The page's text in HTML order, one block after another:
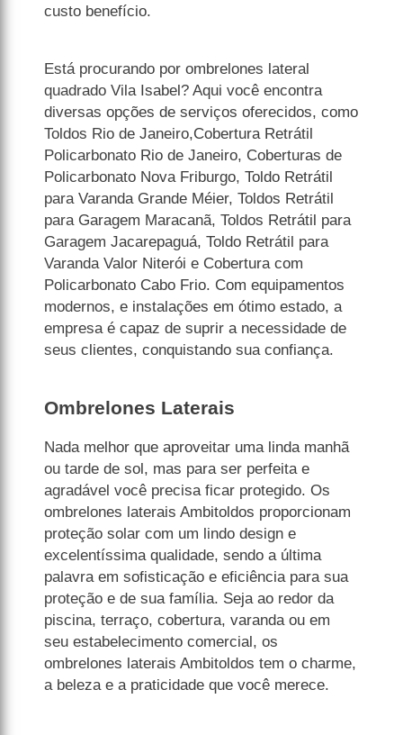
custo benefício.
Está procurando por ombrelones lateral
quadrado Vila Isabel? Aqui você encontra
diversas opções de serviços oferecidos, como
Toldos Rio de Janeiro,Cobertura Retrátil
Policarbonato Rio de Janeiro, Coberturas de
Policarbonato Nova Friburgo, Toldo Retrátil
para Varanda Grande Méier, Toldos Retrátil
para Garagem Maracanã, Toldos Retrátil para
Garagem Jacarepaguá, Toldo Retrátil para
Varanda Valor Niterói e Cobertura com
Policarbonato Cabo Frio. Com equipamentos
modernos, e instalações em ótimo estado, a
empresa é capaz de suprir a necessidade de
seus clientes, conquistando sua confiança.
Ombrelones Laterais
Nada melhor que aproveitar uma linda manhã
ou tarde de sol, mas para ser perfeita e
agradável você precisa ficar protegido. Os
ombrelones laterais Ambitoldos proporcionam
proteção solar com um lindo design e
excelentíssima qualidade, sendo a última
palavra em sofisticação e eficiência para sua
proteção e de sua família. Seja ao redor da
piscina, terraço, cobertura, varanda ou em
seu estabelecimento comercial, os
ombrelones laterais Ambitoldos tem o charme,
a beleza e a praticidade que você merece.